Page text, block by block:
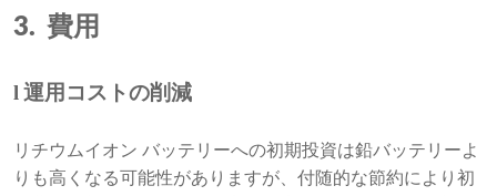
3. 費用
l 運用コストの削減
リチウムイオン バッテリーへの初期投資は鉛バッテリーよ
りも高くなる可能性がありますが、付随的な節約により初